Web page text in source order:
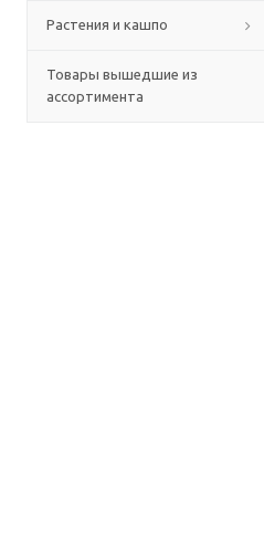
Растения и кашпо
Товары вышедшие из
ассортимента